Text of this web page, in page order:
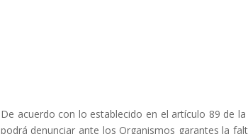
De acuerdo con lo establecido en el artículo 89 de
podrá denunciar ante los Organismos garantes la